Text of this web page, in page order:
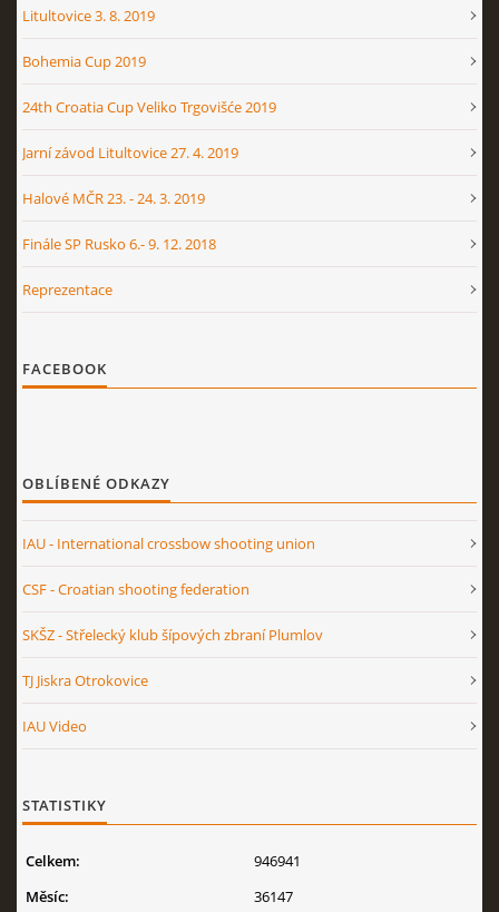
Litultovice 3. 8. 2019
Bohemia Cup 2019
24th Croatia Cup Veliko Trgovišće 2019
Jarní závod Litultovice 27. 4. 2019
Halové MČR 23. - 24. 3. 2019
Finále SP Rusko 6.- 9. 12. 2018
Reprezentace
FACEBOOK
OBLÍBENÉ ODKAZY
IAU - International crossbow shooting union
CSF - Croatian shooting federation
SKŠZ - Střelecký klub šípových zbraní Plumlov
TJ Jiskra Otrokovice
IAU Video
STATISTIKY
Celkem:
946941
Měsíc:
36147